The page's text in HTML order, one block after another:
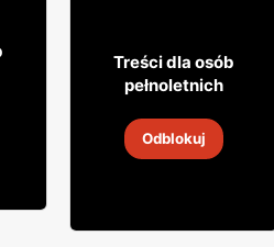
4999
Whisky Clan campbell
18 sie 2026
Treści dla osób
pełnoletnich
Odblokuj